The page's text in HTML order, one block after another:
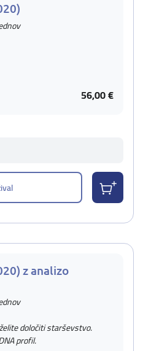
56,00 €
z analizo
določiti starševstvo.
profil.